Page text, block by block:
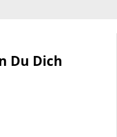
Du Dich